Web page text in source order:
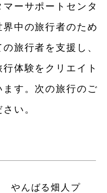
オリエンタルホテル
沖縄リゾート&スパ
に提供され、
として掲示されてい
ーサポートセンタ
中の旅行者のため
旅行者を支援し、
体験をクリエイト
す。次の旅行のご
い。
やんばる畑人プ